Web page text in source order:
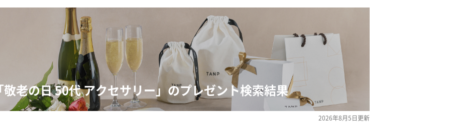
敬老の日 50代 アクセサリー」のプレゼント検索結果
2026年8月5日更新